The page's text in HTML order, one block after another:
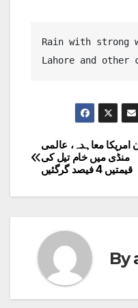
Rain with strong
Lahore and
Post
navigation
امریکا معاہدہ، عالمی
منڈی میں خام تیل کی
قیمتیں 4 فیصد گرگئیں
By